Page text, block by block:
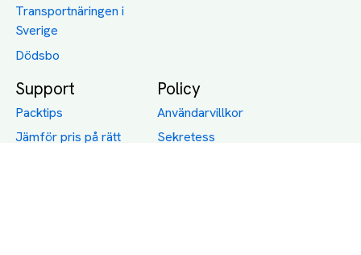
Transportnäringen i
Sverige
Dödsbo
Support
Packtips
Jämför pris på rätt
Policy
Användarvillkor
Sekretess